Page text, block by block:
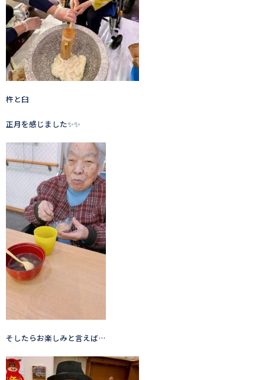
杵と臼
正月を感じました✨✨
そしたらお楽しみと言えば…